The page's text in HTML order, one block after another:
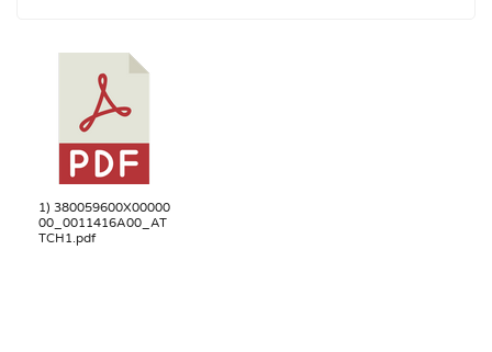
1) 380059600X00000
00_0011416A00_AT
TCH1.pdf